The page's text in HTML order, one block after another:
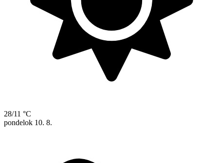
28/11 °C
pondelok 10. 8.